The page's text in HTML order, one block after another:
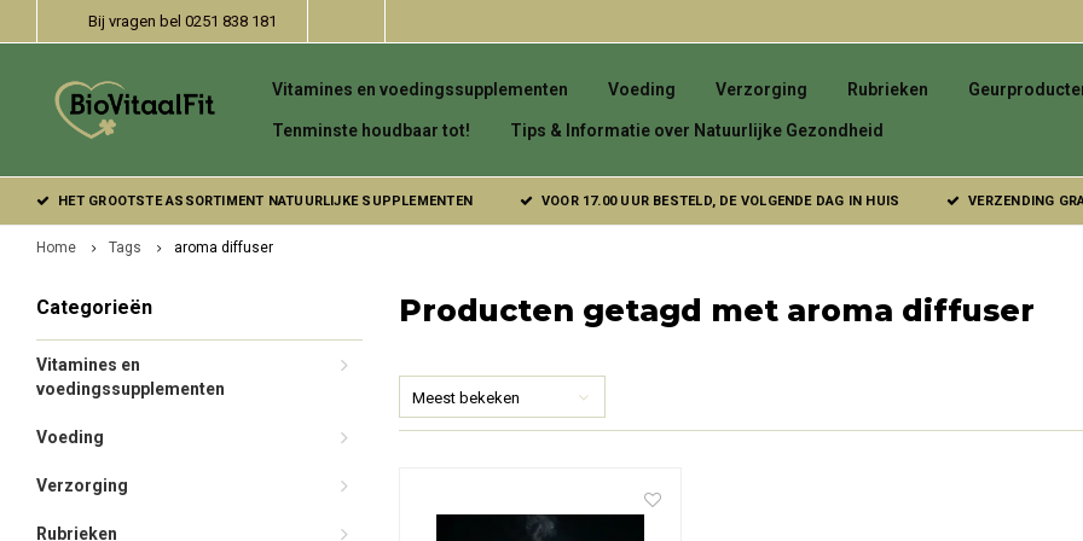
Bij vragen bel 0251 838 181
Vitamines en voedingssupplementen Voeding Verzorging Rubrieken
Tenminste houdbaar tot! Tips & Informatie over Natuurlijke Gezondheid
HET GROOTSTE ASSORTIMENT NATUURLIJKE SUPPLEMENTEN VOOR 17.00 UUR BESTELD, DE VOLGENDE DAG IN HUIS VERZENDING
Home Tags aroma diffuser
Categorieën
Vitamines en
voedingssupplementen
Voeding
Verzorging
Rubrieken
Producten getagd met aroma diffuser
Meest bekeken